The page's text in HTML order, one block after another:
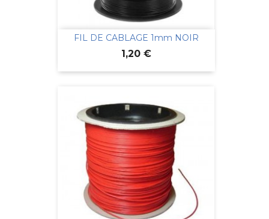
FIL DE CABLAGE 1mm NOIR
Prix
1,20 €